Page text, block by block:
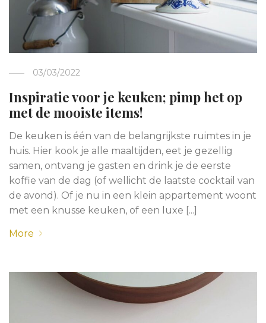
03/03/2022
Inspiratie voor je keuken; pimp het op
met de mooiste items!
De keuken is één van de belangrijkste ruimtes in je
huis. Hier kook je alle maaltijden, eet je gezellig
samen, ontvang je gasten en drink je de eerste
koffie van de dag (of wellicht de laatste cocktail van
de avond). Of je nu in een klein appartement woont
met een knusse keuken, of een luxe [...]
More